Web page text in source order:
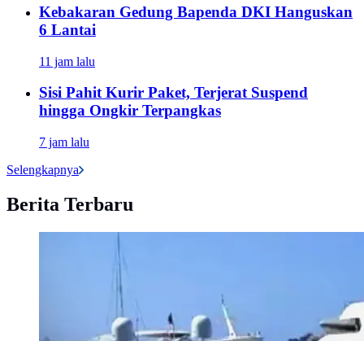
Kebakaran Gedung Bapenda DKI Hanguskan
6 Lantai
11 jam lalu
Sisi Pahit Kurir Paket, Terjerat Suspend
hingga Ongkir Terpangkas
7 jam lalu
Selengkapnya
Berita Terbaru